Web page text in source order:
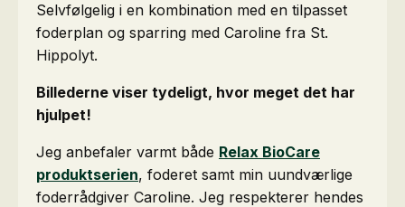
Selvfølgelig i en kombination med en tilpasset
foderplan og sparring med Caroline fra St.
Hippolyt.
Billederne viser tydeligt, hvor meget det har
hjulpet!
Jeg anbefaler varmt både Relax BioCare
produktserien, foderet samt min uundværlige
foderrådgiver Caroline. Jeg respekterer hendes